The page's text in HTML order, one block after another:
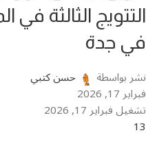
التتويج الثالثة
في جدة
نشر بواسطة حسن كتبي
فبراير 17, 2026
تشغيل فبراير 17, 2026
13